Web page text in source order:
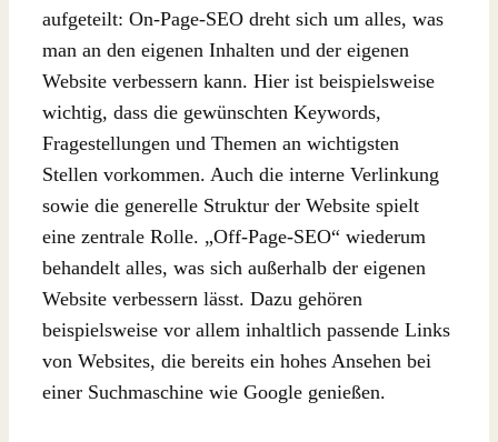
aufgeteilt: On-Page-SEO dreht sich um alles, was
man an den eigenen Inhalten und der eigenen
Website verbessern kann. Hier ist beispielsweise
wichtig, dass die gewünschten Keywords,
Fragestellungen und Themen an wichtigsten
Stellen vorkommen. Auch die interne Verlinkung
sowie die generelle Struktur der Website spielt
eine zentrale Rolle. „Off-Page-SEO“ wiederum
behandelt alles, was sich außerhalb der eigenen
Website verbessern lässt. Dazu gehören
beispielsweise vor allem inhaltlich passende Links
von Websites, die bereits ein hohes Ansehen bei
einer Suchmaschine wie Google genießen.